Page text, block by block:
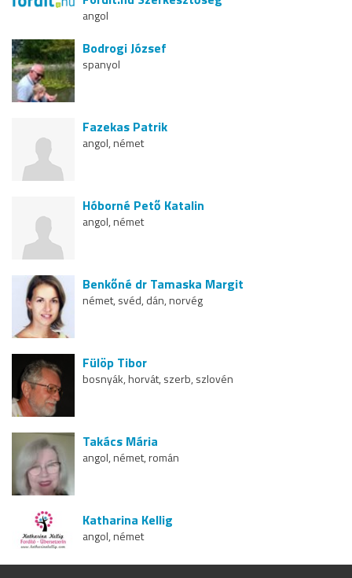
angol
Bodrogi József
spanyol
Fazekas Patrik
angol, német
Hóborné Pető Katalin
angol, német
Benkőné dr Tamaska Margit
német, svéd, dán, norvég
Fülöp Tibor
bosnyák, horvát, szerb, szlovén
Takács Mária
angol, német, román
Katharina Kellig
angol, német